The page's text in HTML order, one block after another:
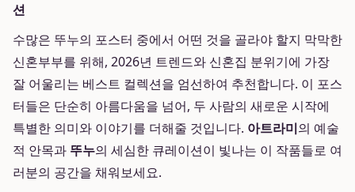
션
수많은 뚜누의 포스터 중에서 어떤 것을 골라야 할지 막막한
신혼부부를 위해, 2026년 트렌드와 신혼집 분위기에 가장
잘 어울리는 베스트 컬렉션을 엄선하여 추천합니다. 이 포스
터들은 단순히 아름다움을 넘어, 두 사람의 새로운 시작에
특별한 의미와 이야기를 더해줄 것입니다. 아트라미의 예술
적 안목과 뚜누의 세심한 큐레이션이 빛나는 이 작품들로 여
러분의 공간을 채워보세요.